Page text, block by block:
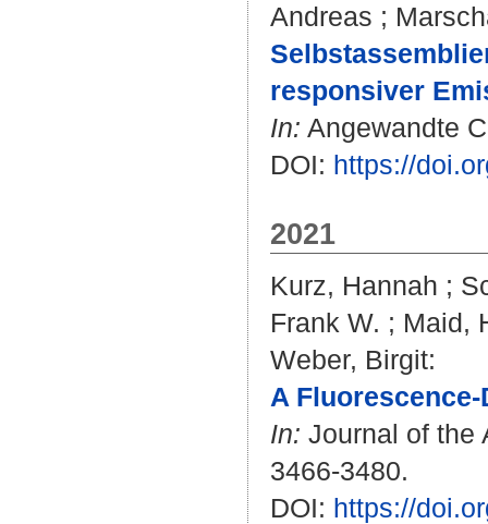
Andreas ;
responsiver
In: Angewandte
DOI: https://
2021
Kurz, Hannah ;
Frank W. ; Maid,
Weber, Birgit:
A
In: Journal of the
3466-3480.
DOI: https://